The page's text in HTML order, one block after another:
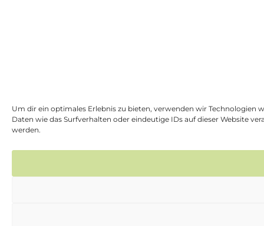
Um dir ein optimales Erlebnis zu bieten, verwenden wir Technologien
Daten wie das Surfverhalten oder eindeutige IDs auf dieser Website
werden.